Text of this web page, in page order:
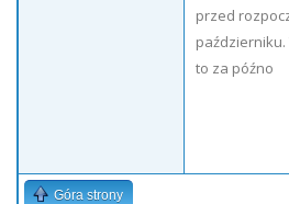
przed
październiku.
to za późno
Góra strony